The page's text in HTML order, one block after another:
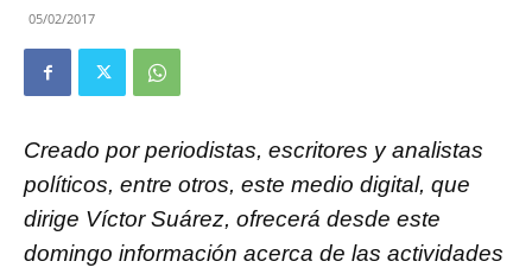
05/02/2017
Creado por periodistas, escritores y analistas
políticos, entre otros, este medio digital, que
dirige Víctor Suárez, ofrecerá desde este
domingo información acerca de las actividades